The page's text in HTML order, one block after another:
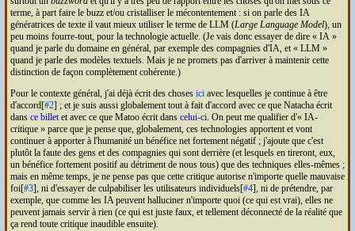
terme, à part faire le buzz et/ou cristalliser le mécontentement : si on parle des IA
génératrices de texte il vaut mieux utiliser le terme de LLM(Large Language Model), un
peu moins fourre-tout, pour la technologie actuelle. (Je vais donc essayer de dire
IA
quand je parle du domaine en général, par exemple des compagnies d'IA, et
LLM
quand je parle des modèles textuels. Mais je ne promets pas d'arriver à maintenir cette
distinction de façon complètement cohérente.)
Pour le contexte général, j'ai déjà écrit des choses iciavec lesquelles je continue à être
d'accord[#2] ; et je suis aussi globalement tout à fait d'accord avec ce que Natacha écrit
dans ce billetet avec ce que Matoo écrit dans celui-ci. On peut me qualifier d' IA-
critique
parce que je pense que, globalement, ces technologies apportent et vont
continuer à apporter à l'humanité un bénéfice net fortement négatif ; j'ajoute que c'est
plutôt la faute des gens et des compagnies qui sont derrière (et lesquels en tireront, eux,
un bénéfice fortement positif au détriment de nous tous) que des techniques elles-mêmes ;
mais en même temps, je ne pense pas que cette critique autorise n'importe quelle mauvaise
foi[#3], ni d'essayer de culpabiliser les utilisateurs individuels[#4], ni de prétendre, par
exemple, que comme les IApeuvent halluciner n'importe quoi (ce qui est vrai), elles ne
peuvent jamais servir à rien (ce qui est juste faux, et tellement déconnecté de la réalité que
ça rend toute critique inaudible ensuite).